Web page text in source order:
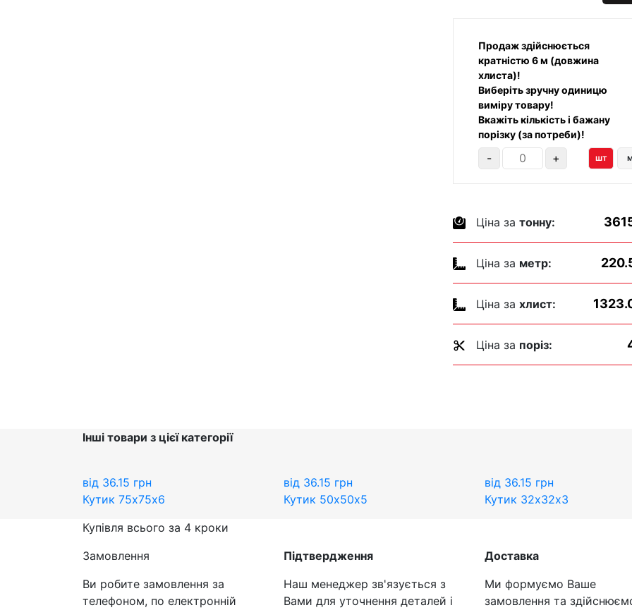
Продаж здійснюється
кратністю 6 м (довжина
хлиста)!
Виберіть зручну одиницю
виміру товару!
Вкажіть кількість і бажану
порізку (за потреби)!
- + шт
Ціна за тонну:
Ціна за метр:
Ціна за хлист:
Ціна за поріз:
Інші товари з цієї категорії
від 36.15 грн
Кутик 75х75х6
від 36.15 грн
Кутик 50х50х5
від 36.15 грн
Кутик 32х32х3
Купівля всього за 4 кроки
Замовлення
Ви робите замовлення за
телефоном, по електронній
Підтвердження
Наш менеджер зв'язується з
Вами для уточнення деталей і
Доставка
Ми формуємо Ваше
замовлення та